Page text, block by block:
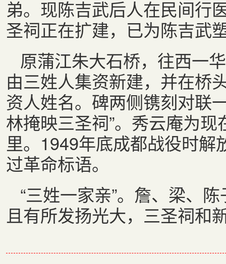
弟。现陈吉武后人在民间行
圣祠正在扩建，已为陈吉武
原蒲江朱大石桥，往西一
由三姓人集资新建，并在桥
资人姓名。碑两侧镌刻对联
林掩映三圣祠”。秀云庵为
里。1949年底成都战役时解
过革命标语。
“三姓一家亲”。詹、梁、
且有所发扬光大，三圣祠和